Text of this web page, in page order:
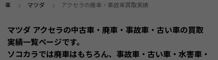
車 > マツダ > アクセラの廃車・事故車買取実績
マツダ アクセラの中古車・廃車・事故車・古い車の買取
実績一覧ページです。
ソコカラでは廃車はもちろん、事故車・古い車・水害車・